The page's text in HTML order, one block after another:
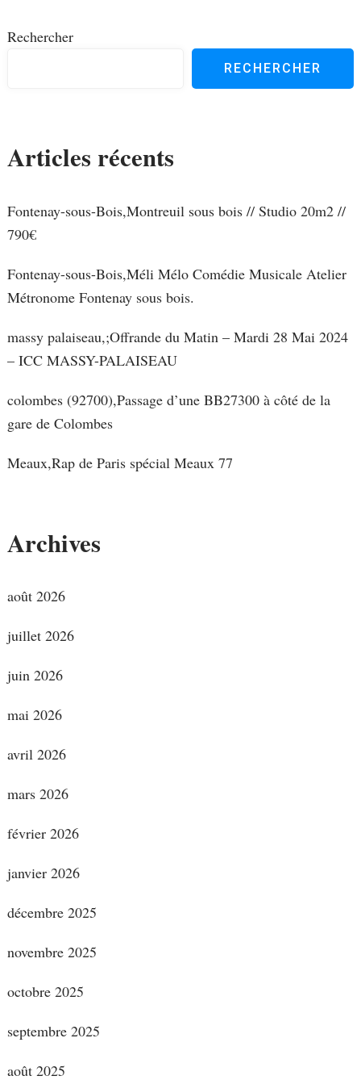
Rechercher
RECHERCHER
Articles récents
Fontenay-sous-Bois,Montreuil sous bois // Studio 20m2 //
790€
Fontenay-sous-Bois,Méli Mélo Comédie Musicale Atelier
Métronome Fontenay sous bois.
massy palaiseau,;Offrande du Matin – Mardi 28 Mai 2024
– ICC MASSY-PALAISEAU
colombes (92700),Passage d’une BB27300 à côté de la
gare de Colombes
Meaux,Rap de Paris spécial Meaux 77
Archives
août 2026
juillet 2026
juin 2026
mai 2026
avril 2026
mars 2026
février 2026
janvier 2026
décembre 2025
novembre 2025
octobre 2025
septembre 2025
août 2025